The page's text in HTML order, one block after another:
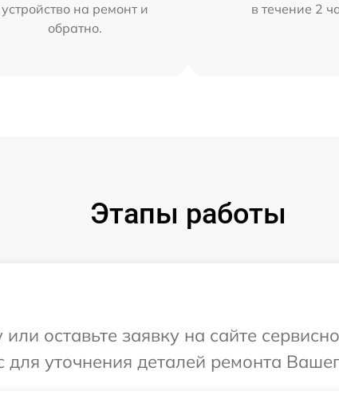
устройство на ремонт и
обратно.
в течение 2
Этапы работы
оставьте заявку на сайте
уточнения деталей ремонта